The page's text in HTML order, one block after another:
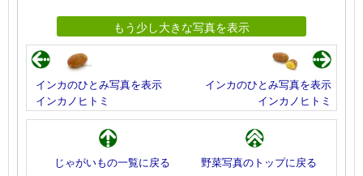
もう少し大きな写真を表示
インカのひとみ写真を表示
インカノヒトミ
インカのひとみ写真を表示
インカノヒトミ
じゃがいもの一覧に戻る 野菜写真のトップに戻る